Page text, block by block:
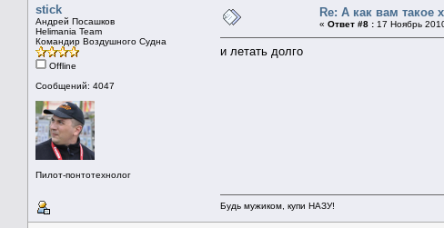
stick
Андрей Посашков
Helimania Team
Командир Воздушного Судна
Offline
Сообщений: 4047
Пилот-понтотехнолог
Re: А как вам такое
« Ответ #8 : 17 Ноябрь
и летать долго
Будь мужиком, купи НАЗУ!